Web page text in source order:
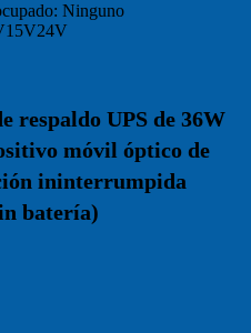
Ninguno
respaldo UPS de 36W
móvil óptico de
ininterrumpida
batería)